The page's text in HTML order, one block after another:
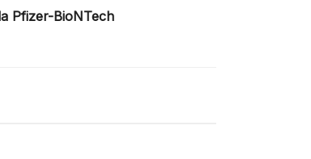
Pfizer-BioNTech